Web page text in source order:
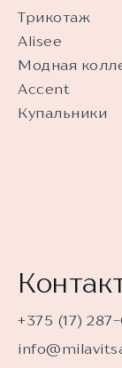
Трикотаж
Alisee
Модная
Accent
Купальники
+375 (17)